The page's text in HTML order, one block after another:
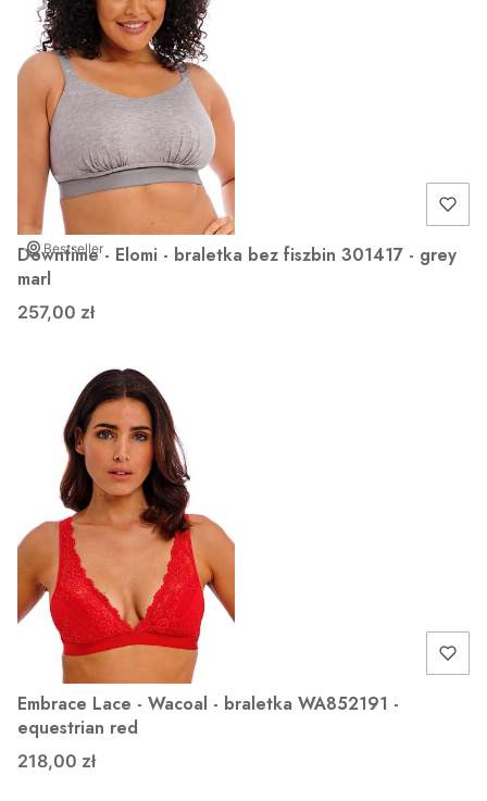
Bestseller
Downtime - Elomi - braletka bez fiszbin 301417 - grey
marl
257,00 zł
Embrace Lace - Wacoal - braletka WA852191 -
equestrian red
218,00 zł